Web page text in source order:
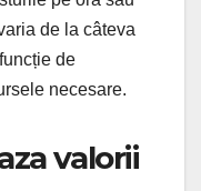
de la câteva
de
necesare.
valorii